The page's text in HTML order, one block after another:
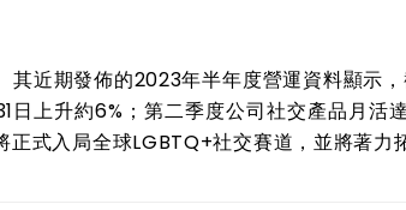
其近期發佈的2023年半年度營運資料顯示
上升約6%；第二季度公司社交產品月活
式入局全球LGBTQ+社交賽道，並將著力